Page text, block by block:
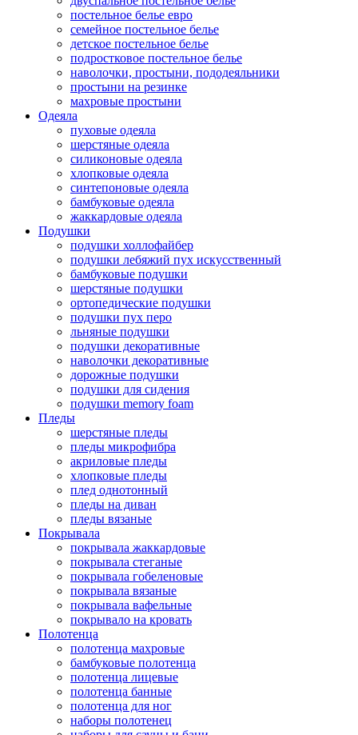
постельное белье евро
семейное постельное белье
детское постельное белье
подростковое постельное белье
наволочки, простыни, пододеяльники
простыни на резинке
махровые простыни
Одеяла
пуховые одеяла
шерстяные одеяла
силиконовые одеяла
хлопковые одеяла
синтепоновые одеяла
бамбуковые одеяла
жаккардовые одеяла
Подушки
подушки холлофайбер
подушки лебяжий пух искусственный
бамбуковые подушки
шерстяные подушки
ортопедические подушки
подушки пух перо
льняные подушки
подушки декоративные
наволочки декоративные
дорожные подушки
подушки для сидения
подушки memory foam
Пледы
шерстяные пледы
пледы микрофибра
акриловые пледы
хлопковые пледы
плед однотонный
пледы на диван
пледы вязаные
Покрывала
покрывала жаккардовые
покрывала стеганые
покрывала гобеленовые
покрывала вязаные
покрывала вафельные
покрывало на кровать
Полотенца
полотенца махровые
бамбуковые полотенца
полотенца лицевые
полотенца банные
полотенца для ног
наборы полотенец